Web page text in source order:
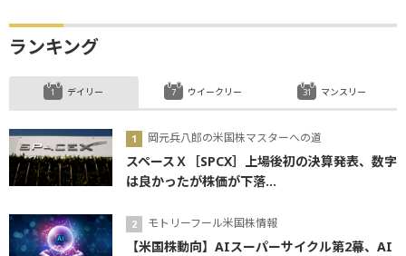
ランキング
デイリー
岡元兵八郎の米国株マスターへの道
スペースＸ［SPCX］上場後初の決算発表、数字
は良かったが株価が下落...
モトリーフール米国株情報
【米国株動向】AIスーパーサイクル第2幕、AI
ウイークリー マンスリー